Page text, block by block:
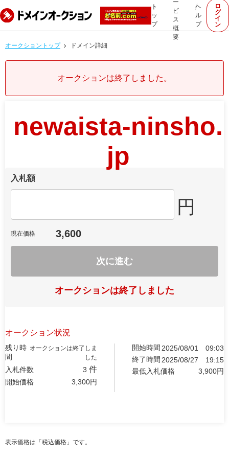
ト
ッ
プ
ー
ビ
ス
概
要
ヘ
ル
プ
ロ
グ
イ
ン
オークショントップ ドメイン詳細
オークションは終了しました。
newaista-ninsho.
jp
入札額
円
現在価格 3,600
次に進む
オークションは終了しました
オークション状況
残り時
間
オークションは終了しま
した
入札件数 3 件
開始価格 3,300円
開始時間 2025/08/01
09:03
終了時間 2025/08/27
19:15
最低入札価格
3,900円
表示価格は「税込価格」です。